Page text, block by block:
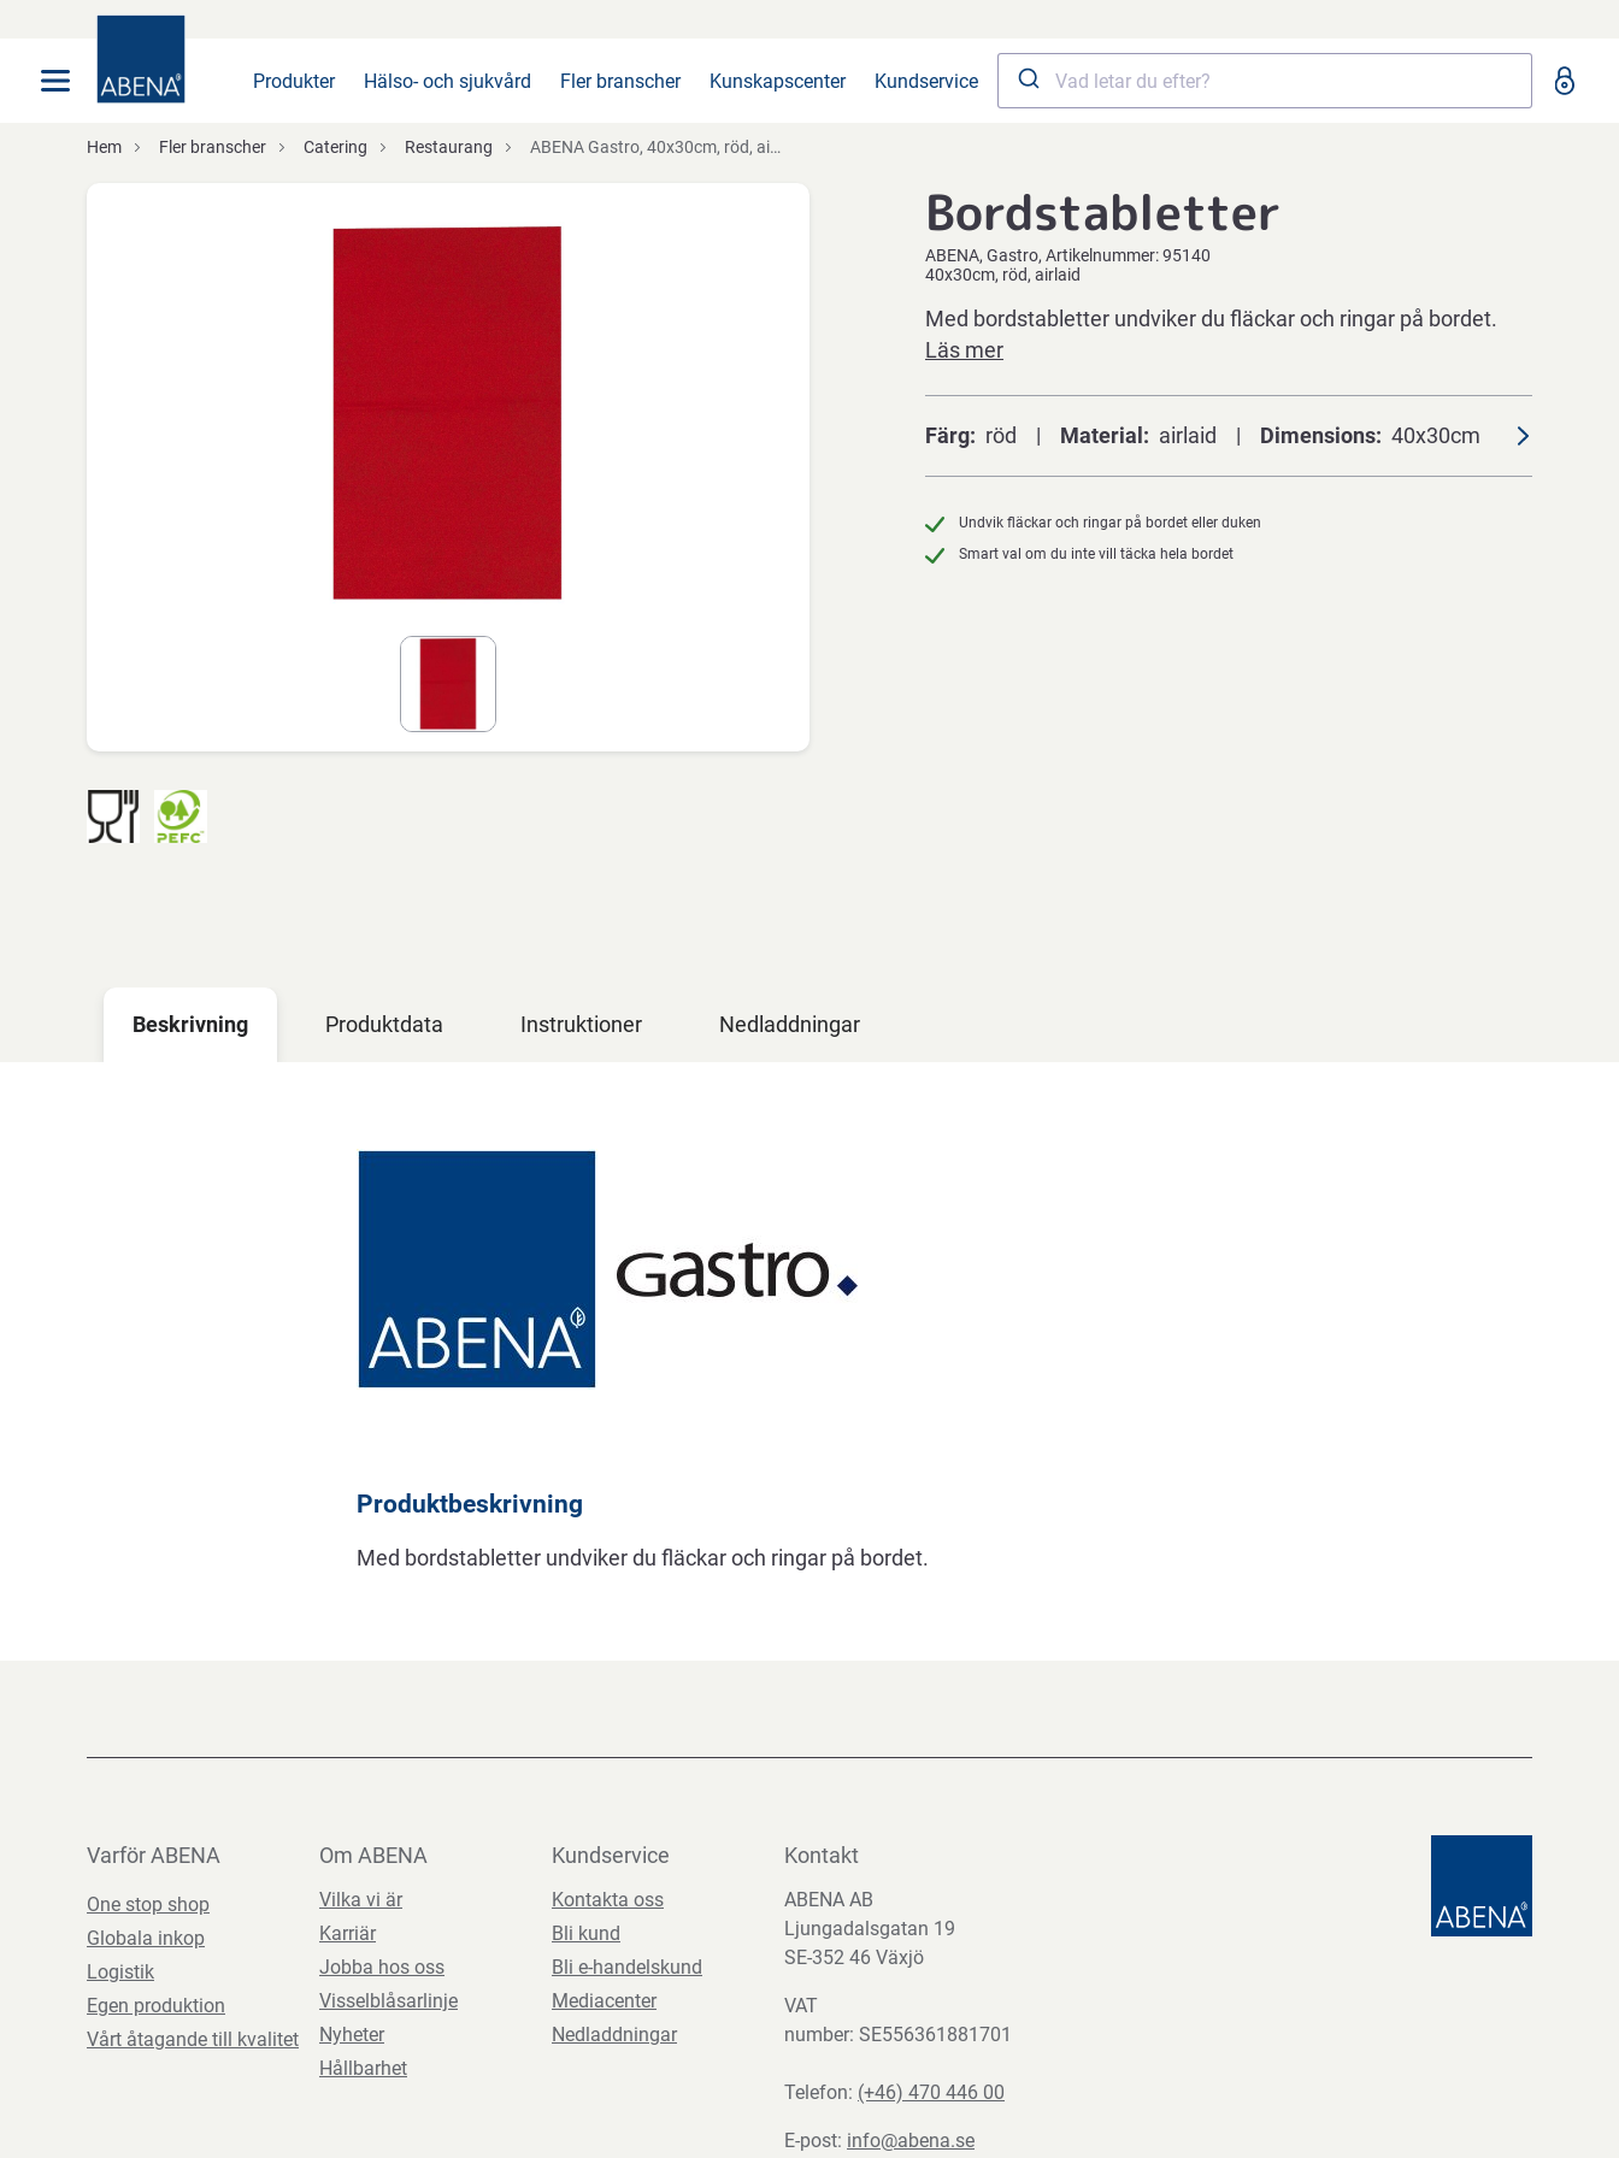
Produkter Hälso- och sjukvård Fler branscher Kunskapscenter Kundservice
Hem Fler branscher Catering Restaurang ABENA Gastro, 40x30cm, röd, airlaid
Bordstabletter
ABENA Gastro Artikelnummer:95140
40x30cm, röd, airlaid
Med bordstabletter undviker du fläckar och ringar på bordet.
Läs mer
Färg röd Material airlaid Dimensions 40x30cm
Undvik fläckar och ringar på bordet eller duken
Smart val om du inte vill täcka hela bordet
Beskrivning Produktdata Instruktioner Nedladdningar
Beskrivning
Produktbeskrivning
Med bordstabletter undviker du fläckar och ringar på bordet.
Varför ABENA
One stop shop
Globala inkop
Logistik
Egen produktion
Vårt åtagande till kvalitet
Om ABENA
Vilka vi är
Karriär
Jobba hos oss
Visselblåsarlinje
Nyheter
Hållbarhet
Kundservice
Kontakta oss
Bli kund
Bli e-handelskund
Mediacenter
Nedladdningar
Kontakt
ABENA AB
Ljungadalsgatan 19
SE-352 46 Växjö
VAT
number: SE556361881701
Telefon: (+46) 470 446 00
E-post: info@abena.se